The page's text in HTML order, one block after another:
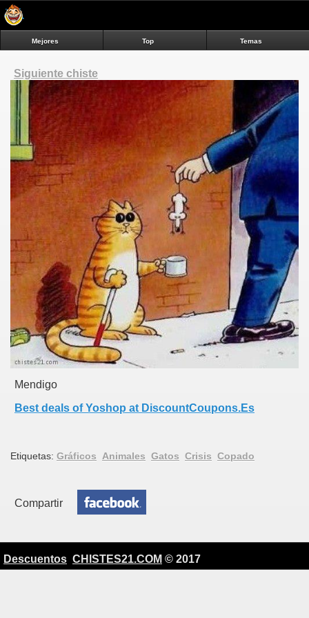
Mejores Top Temas
Siguiente chiste
Mendigo
Best deals of Yoshop at DiscountCoupons.Es
Etiquetas: Gráficos Animales Gatos Crisis Copado
Compartir
Descuentos CHISTES21.COM © 2017